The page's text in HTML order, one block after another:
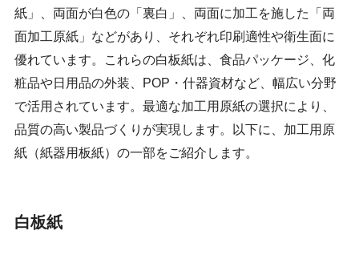
紙」、両面が白色の「裏白」、両面に加工を施した「両
面加工原紙」などがあり、それぞれ印刷適性や衛生面に
優れています。これらの白板紙は、食品パッケージ、化
粧品や日用品の外装、POP・什器資材など、幅広い分野
で活用されています。最適な加工用原紙の選択により、
品質の高い製品づくりが実現します。以下に、加工用原
紙（紙器用板紙）の一部をご紹介します。
白板紙